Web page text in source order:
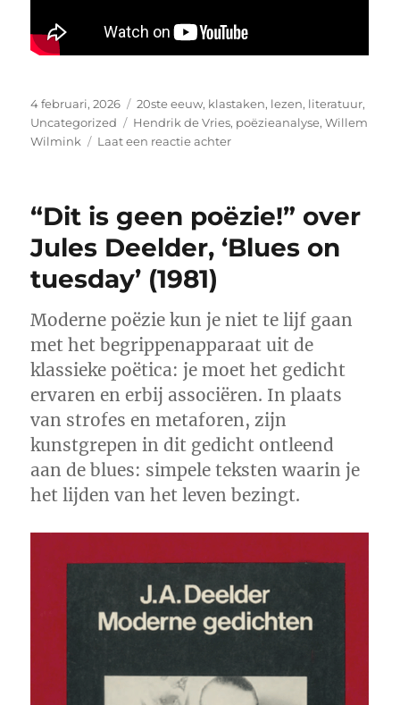
Geplaatst
op
4 februari, 2026 Categorieën
20ste eeuw, klastaken, lezen, literatuur,
Uncategorized
Tags
Hendrik de Vries, poëzieanalyse,Willem
Wilmink
Laat een reactie achterop
Wilmink
“Dit is geen poëzie!” over
Jules Deelder, ‘Blues on
tuesday’ (1981)
Moderne poëzie kun je niet te lijf gaan
met het begrippenapparaat uit de
klassieke poëtica: je moet het gedicht
ervaren en erbij associëren. In plaats
van strofes en metaforen, zijn
kunstgrepen in dit gedicht ontleend
aan de blues: simpele teksten waarin je
het lijden van het leven bezingt.